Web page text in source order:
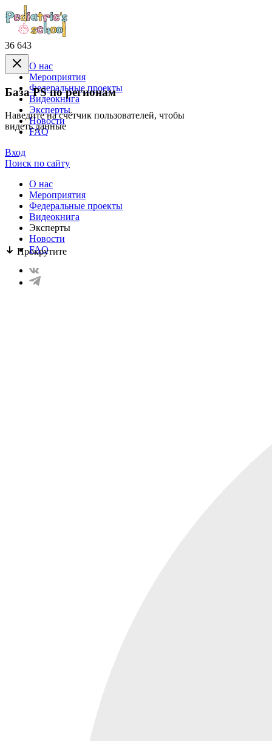
36 643
База PS по регионам
Наведите на счётчик пользователей, чтобы
видеть данные
Прокрутите
О нас
Mероприятия
Федеральные проекты
Видеокнига
Эксперты
Новости
FAQ
Вход
Поиск по сайту
О нас
Mероприятия
Федеральные проекты
Видеокнига
Эксперты
Новости
FAQ